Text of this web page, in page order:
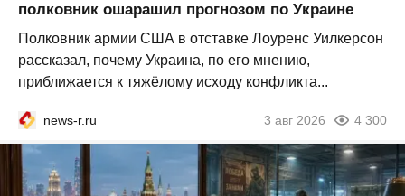
полковник ошарашил прогнозом по Украине
Полковник армии США в отставке Лоуренс Уилкерсон
рассказал, почему Украина, по его мнению,
приближается к тяжёлому исходу конфликта...
news-r.ru 3 авг 2026 4 300